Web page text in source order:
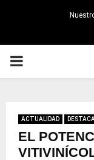
PRIMARY
ACTUALIDAD
EL